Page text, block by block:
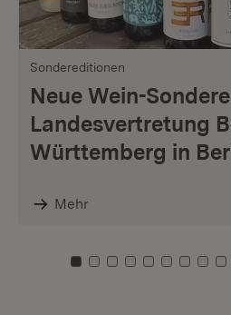
Sondereditionen
Neue Wein-
Landesvertretung
Württemberg in
Mehr
Zu Kachel: 0
Zu Kachel: 1
Zu Kachel: 2
Zu Kachel: 3
ZuZuZuZu